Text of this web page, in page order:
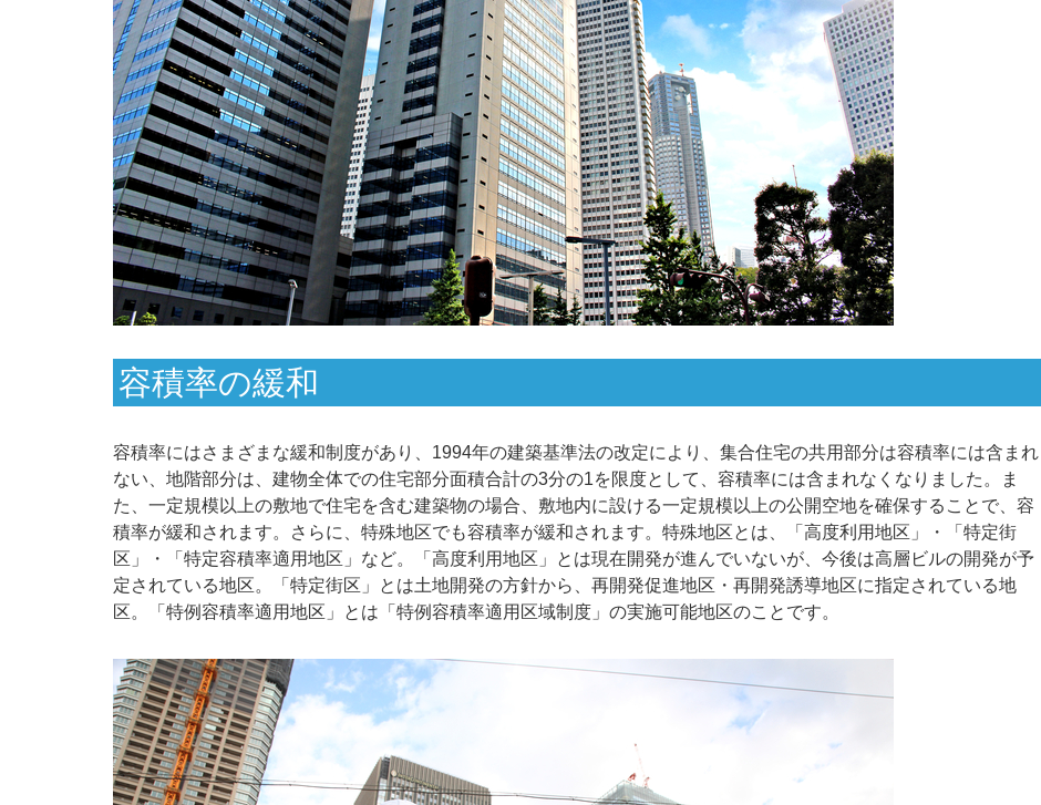
容積率の緩和
容積率にはさまざまな緩和制度があり、1994年の建築基準法の改定により、集合住宅の共用部分は容積率には含まれ
ない、地階部分は、建物全体での住宅部分面積合計の3分の1を限度として、容積率には含まれなくなりました。ま
た、一定規模以上の敷地で住宅を含む建築物の場合、敷地内に設ける一定規模以上の公開空地を確保することで、容
積率が緩和されます。さらに、特殊地区でも容積率が緩和されます。特殊地区とは、「高度利用地区」・「特定街
区」・「特定容積率適用地区」など。「高度利用地区」とは現在開発が進んでいないが、今後は高層ビルの開発が予
定されている地区。「特定街区」とは土地開発の方針から、再開発促進地区・再開発誘導地区に指定されている地
区。「特例容積率適用地区」とは「特例容積率適用区域制度」の実施可能地区のことです。